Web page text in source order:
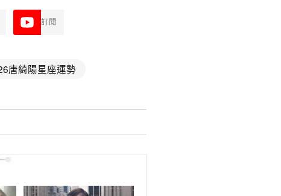
訂閱
唐綺陽星座運勢